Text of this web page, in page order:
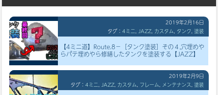
2019年2月16日
タグ： 4ミニ, JAZZ, カスタム, タンク, 塗装
【4ミニ道】Route.8－［タンク塗装］その４,穴埋めや
らパテ埋めやら修繕したタンクを塗装する【JAZZ】
2019年2月9日
タグ： 4ミニ, JAZZ, カスタム, フレーム, メンテナンス , 塗装